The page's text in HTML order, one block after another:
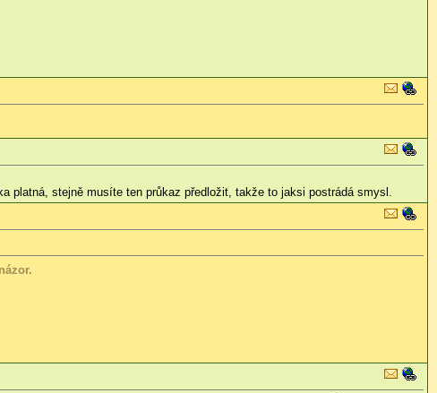
stejně musíte ten průkaz předložit, takže to jaksi postrádá smysl.